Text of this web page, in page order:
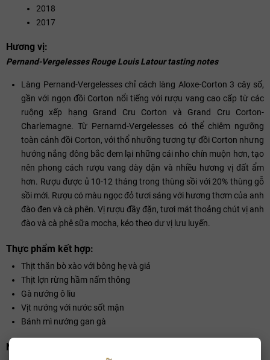
2018
2017
Hương vị:
Pernand-Vergelesses Rouge Louis Latour tasting notes
Làng Pernand-Vergelesses chỉ cách làng Aloxe-Corton 3 cây số,
gần với ngọn đồi Corton nổi tiếng với rượu vang cao cấp từ các
ruộng xếp hạng Grand Cru Corton và Grand Cru Corton-
Charlemagne. Từ Pernarnd-Vergelesses có thể chiêm ngưỡng
toàn cảnh đồi Corton, với thổ nhưỡng tương tự đồi Corton nhưng
hướng nắng đông bắc đem lại những cái nho chín muộn hơn, tạo
nên phong cách rượu vang dày dặn và nhiều hương vị đất ẩm
hơn. Rượu được ủ 10-12 tháng trong thùng sồi với 20% thùng gỗ
sồi mới. Rượu có màu ngọc đỏ tươi sáng với hương thơm của anh
đào đen và cà phên. Vị rượu đầy đặn, tươi mát thoảng chút vị anh
đào và cà phê sữa mocha, kéo theo dư vị lưu luyến.
Thực phẩm kết hợp:
Thịt thăn bò xào với bông hẹ và giá
Thịt lợn rừng hầm nấm thông
Gà nướng ô liu
Vịt nướng với nước sốt mận
Bánh mì nướng gan gà
Nồng độ: